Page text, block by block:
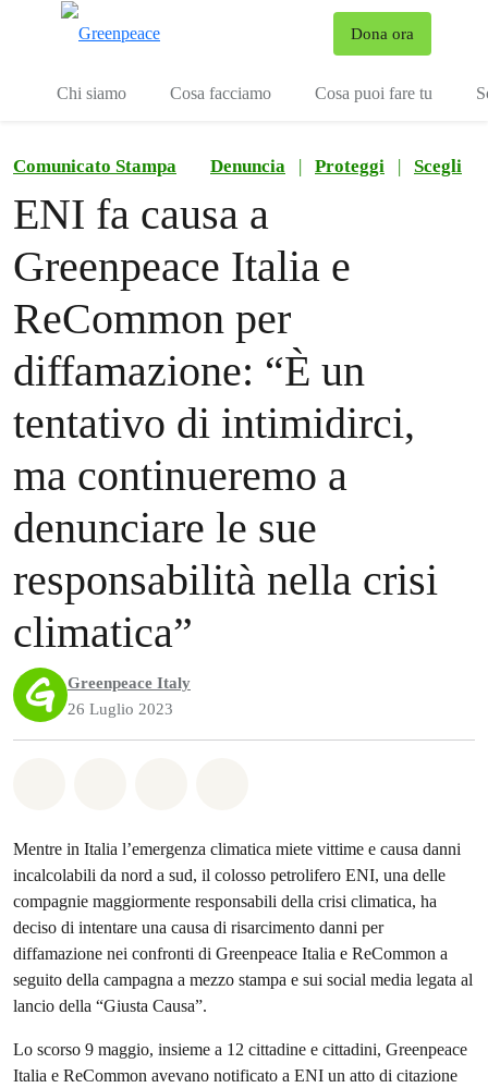
Dona ora
Chi siamo Cosa facciamo Cosa puoi fare tu
Comunicato Stampa Denuncia | Proteggi | Scegli
ENI fa causa a
Greenpeace Italia e
ReCommon per
diffamazione: “È un
tentativo di intimidirci,
ma continueremo a
denunciare le sue
responsabilità nella crisi
climatica”
Greenpeace Italy
26 Luglio 2023
Mentre in Italia l’emergenza climatica miete vittime e causa danni
incalcolabili da nord a sud, il colosso petrolifero ENI, una delle
compagnie maggiormente responsabili della crisi climatica, ha
deciso di intentare una causa di risarcimento danni per
diffamazione nei confronti di Greenpeace Italia e ReCommon a
seguito della campagna a mezzo stampa e sui social media legata al
lancio della “Giusta Causa”.
Lo scorso 9 maggio, insieme a 12 cittadine e cittadini, Greenpeace
Italia e ReCommon avevano notificato a ENI un atto di citazione